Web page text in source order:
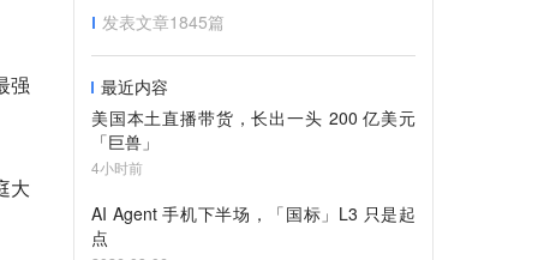
强
大
发表文章1845篇
最近内容
美国本土直播带货，长出一头 200 亿美元
「巨兽」
4小时前
AI Agent 手机下半场，「国标」L3 只是起
点